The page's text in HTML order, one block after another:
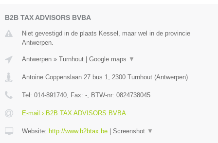
B2B TAX ADVISORS BVBA
Niet gevestigd in de plaats Kessel, maar wel in de provincie
Antwerpen.
Antwerpen » Turnhout Google maps ▼
Antoine Coppenslaan 27 bus 1, 2300 Turnhout (Antwerpen)
Tel: 014-891740, Fax: -, BTW-nr: 0824738045
E-mail › B2B TAX ADVISORS BVBA
Website: http://www.b2btax.be Screenshot ▼